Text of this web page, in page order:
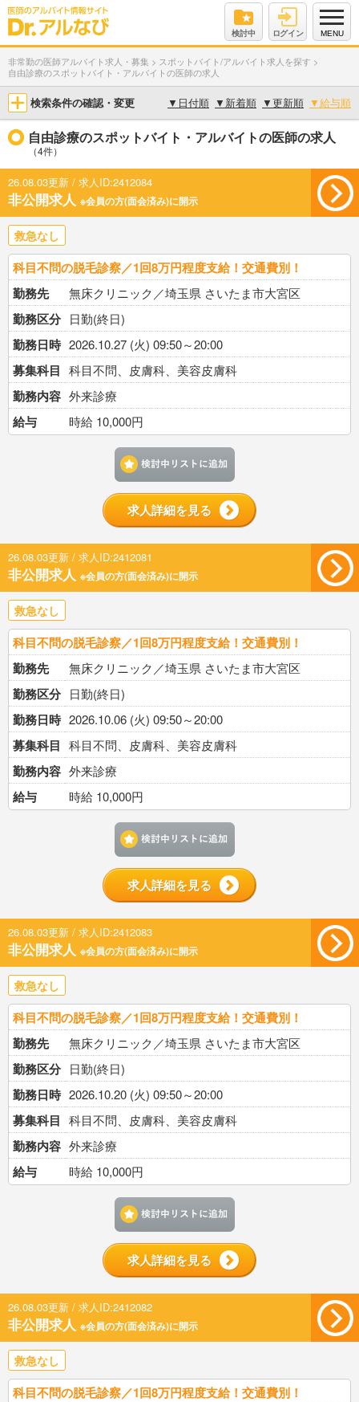
検討中 ログイン MENU
非常勤の医師アルバイト求人・募集 > スポットバイト/アルバイト求人を探す >
自由診療のスポットバイト・アルバイトの医師の求人
検索条件の確認・変更 ▼ 日付順 ▼ 新着順 ▼更新順 ▼給与順
自由診療のスポットバイト・アルバイトの医師の求人
（4件）
26.08.03更新 / 求人ID:2412084
非公開求人 ※会員の方(面会済み)に開示
救急なし
科目不問の脱毛診察／1回8万円程度支給！交通費別！
勤務先
無床クリニック／埼玉県 さいたま市大宮区
勤務区分 日勤(終日)
勤務日時 2026.10.27 (火) 09:50～20:00
募集科目 科目不問、皮膚科、美容皮膚科
勤務内容 外来診療
給与 時給 10,000円
求人詳細を見る
26.08.03更新 / 求人ID:2412081
非公開求人 ※会員の方(面会済み)に開示
救急なし
科目不問の脱毛診察／1回8万円程度支給！交通費別！
勤務先
無床クリニック／埼玉県 さいたま市大宮区
勤務区分 日勤(終日)
勤務日時 2026.10.06 (火) 09:50～20:00
募集科目 科目不問、皮膚科、美容皮膚科
勤務内容 外来診療
給与 時給 10,000円
求人詳細を見る
26.08.03更新 / 求人ID:2412083
非公開求人 ※会員の方(面会済み)に開示
救急なし
科目不問の脱毛診察／1回8万円程度支給！交通費別！
勤務先
無床クリニック／埼玉県 さいたま市大宮区
勤務区分 日勤(終日)
勤務日時 2026.10.20 (火) 09:50～20:00
募集科目 科目不問、皮膚科、美容皮膚科
勤務内容 外来診療
給与 時給 10,000円
求人詳細を見る
26.08.03更新 / 求人ID:2412082
非公開求人 ※会員の方(面会済み)に開示
救急なし
科目不問の脱毛診察／1回8万円程度支給！交通費別！